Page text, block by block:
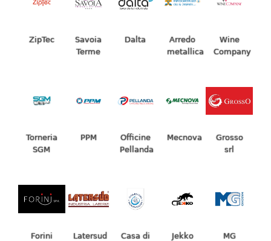
ZipTec
Savoia
Terme
Dalta
Arredo
metallica
Wine
Company
Torneria
SGM
PPM
Officine
Pellanda
Mecnova
Grosso
srl
Forini
Latersud
Casa di
Jekko
MG